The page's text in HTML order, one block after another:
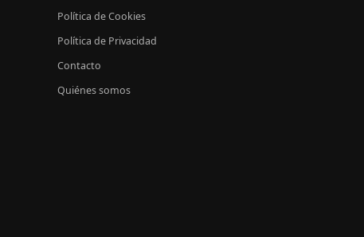
Política de Cookies
Política de Privacidad
Contacto
Quiénes somos